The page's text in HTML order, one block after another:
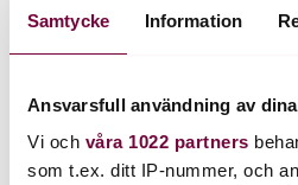
Samtycke Information
Ansvarsfull användning av
Vi och våra 1022 partners
som t.ex. ditt IP-nummer, och
signalera till hjärnan att det
4. Rör på dig varje dag,